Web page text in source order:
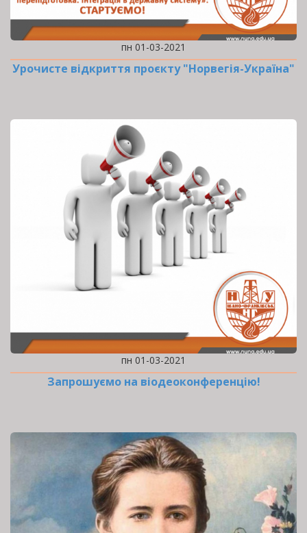
пн 01-03-2021
Урочисте відкриття проєкту "Норвегія-Україна"
пн 01-03-2021
Запрошуємо на віодеоконференцію!